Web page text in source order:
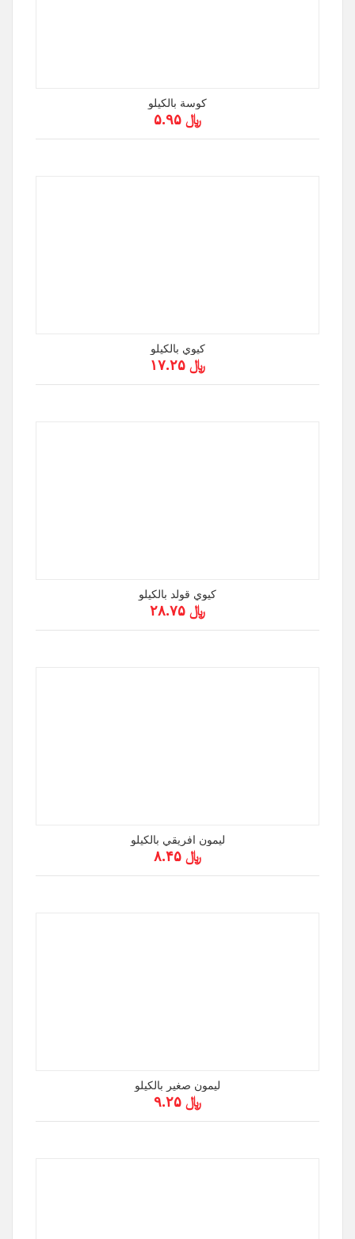
كوسة بالكيلو
﷼ ۵.۹۵
كيوي بالكيلو
﷼ ۱۷.۲۵
كيوي قولد بالكيلو
﷼ ۲۸.۷۵
ليمون افريقي بالكيلو
﷼ ۸.۴۵
ليمون صغير بالكيلو
﷼ ۹.۲۵